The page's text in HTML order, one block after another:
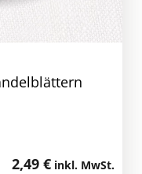
2,49 € inkl. MwSt.